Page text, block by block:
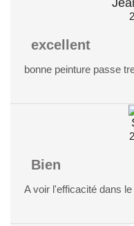
excellent
bonne peinture passe
Bien
A voir l'efficacité dans